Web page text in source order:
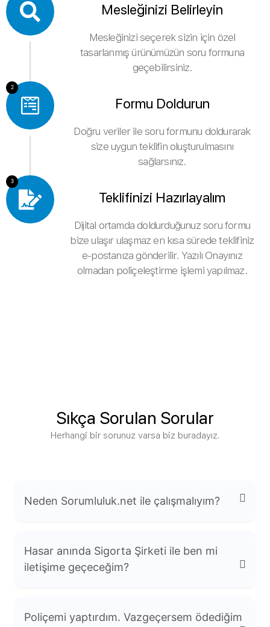
Mesleğinizi Belirleyin
Mesleğinizi seçerek sizin için özel
tasarlanmış ürünümüzün soru formuna
geçebilirsiniz.
2
Formu Doldurun
Doğru veriler ile soru formunu doldurarak
size uygun teklifin oluşturulmasını
sağlarsınız.
3
Teklifinizi Hazırlayalım
Dijital ortamda doldurduğunuz soru formu
bize ulaşır ulaşmaz en kısa sürede teklifiniz
e-postanıza gönderilir. Yazılı Onayınız
olmadan poliçeleştirme işlemi yapılmaz.
Sıkça Sorulan Sorular
Herhangi bir sorunuz varsa biz buradayız.
Neden Sorumluluk.net ile çalışmalıyım?
konusunda derinlemesine bilgiye sahibiz.
Hasar anında Sigorta Şirketi ile ben mi
iletişime geçeceğim?
Poliçemi yaptırdım. Vazgeçersem ödediğim